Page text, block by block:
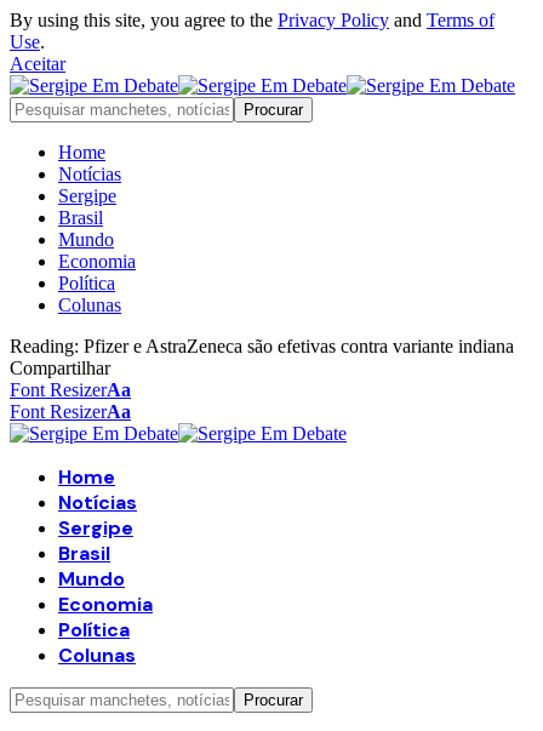
By using this site, you agree to the Privacy Policy and Terms of
Use.
Aceitar
Home
Notícias
Sergipe
Brasil
Mundo
Economia
Política
Colunas
Reading: Pfizer e AstraZeneca são efetivas contra variante indiana
Compartilhar
Font ResizerAa
Font ResizerAa
Home
Notícias
Sergipe
Brasil
Mundo
Economia
Política
Colunas